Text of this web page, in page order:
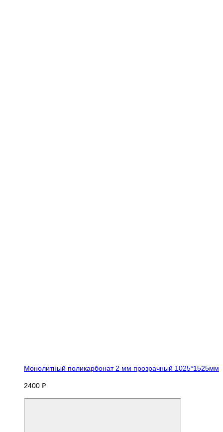
Монолитный поликарбонат 2 мм прозрачный 1025*1525мм
2400 ₽